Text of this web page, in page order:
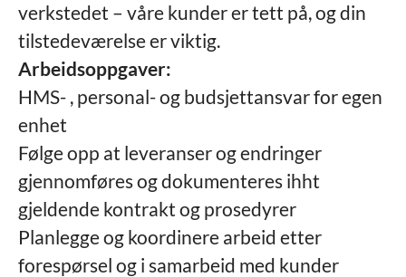
verkstedet – våre kunder er tett på, og din
tilstedeværelse er viktig.
Arbeidsoppgaver:
HMS- , personal- og budsjettansvar for egen
enhet
Følge opp at leveranser og endringer
gjennomføres og dokumenteres ihht
gjeldende kontrakt og prosedyrer
Planlegge og koordinere arbeid etter
forespørsel og i samarbeid med kunder